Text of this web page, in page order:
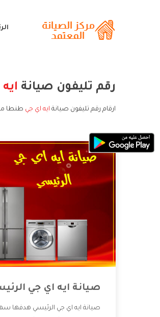
رقم تليفون صيانة
ارقام رقم تليفون صيانة ايه اي جي طنطا
صيانة ايه اي جي
صيانة ايه اي جي الرئيسي هدفها